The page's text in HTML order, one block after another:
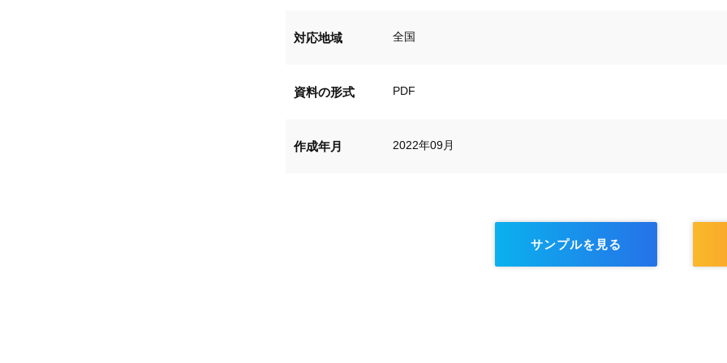
対応地域 全国
資料の形式 PDF
作成年月 2022年09月
サンプルを見る